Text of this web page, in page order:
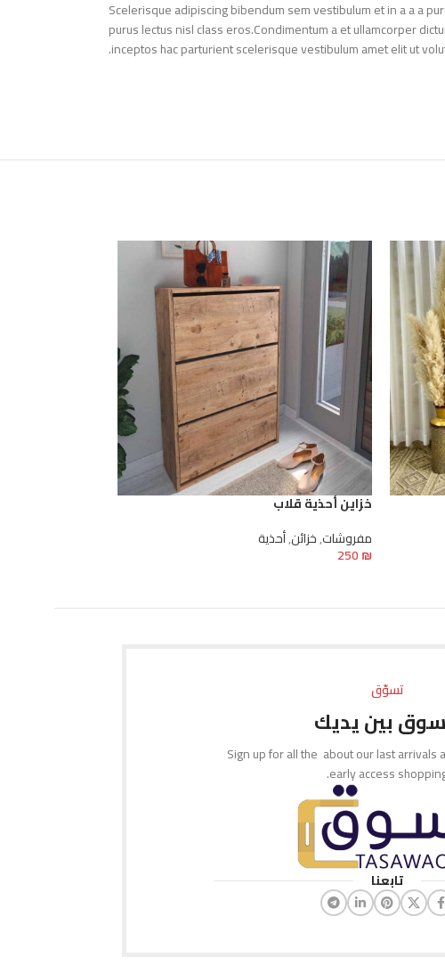
Scelerisque adipiscing bibendum sem vestibulum et in a a a
purus lectus nisl class eros.Condimentum a et ullamcorper
inceptos hac parturient scelerisque vestibulum amet elit ut
خزاين أحذية قلاب
مفروشات,خزائن,أحذية
250₪
تسوّق
بين يديك
Sign up for all the about our last arrivals
early access
تابعنا